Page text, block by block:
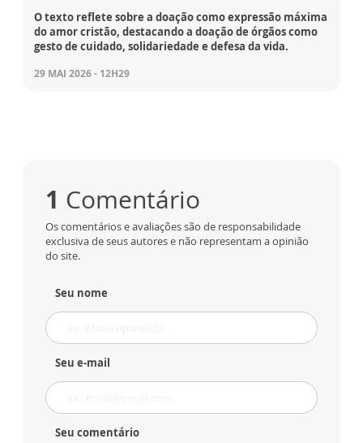
O texto reflete sobre a doação como expressão máxima
do amor cristão, destacando a doação de órgãos como
gesto de cuidado, solidariedade e defesa da vida.
29 MAI 2026 - 12H29
1 Comentário
Os comentários e avaliações são de responsabilidade
exclusiva de seus autores e não representam a opinião
do site.
Seu nome
Seu e-mail
Seu comentário